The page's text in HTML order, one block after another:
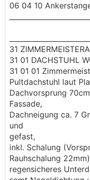
06 04 10
31
31 01 DACHSTUHL
31 01 01
Pultdachstuhl laut
Dachvorsprung
Fassade,
Dachneigung ca. 7
und
gefast,
inkl. Schalung
Rauhschalung
regensicheres